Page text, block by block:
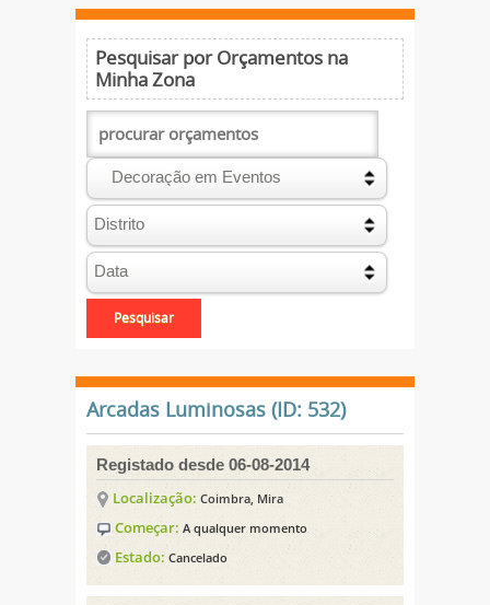
Pesquisar por Orçamentos na
Minha Zona
Arcadas Luminosas (ID: 532)
Registado desde 06-08-2014
Localização: Coimbra, Mira
Começar: A qualquer momento
Estado: Cancelado